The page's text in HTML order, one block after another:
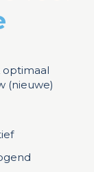
optimaal
(nieuwe)